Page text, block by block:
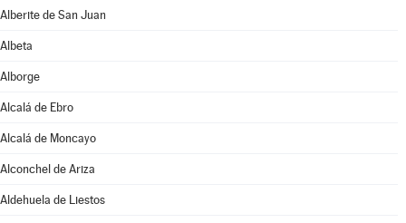
Alberite de San Juan
Albeta
Alborge
Alcalá de Ebro
Alcalá de Moncayo
Alconchel de Ariza
Aldehuela de Liestos